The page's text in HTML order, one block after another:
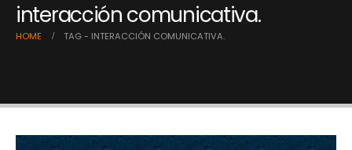
interacción comunicativa.
HOME TAG - INTERACCIÓN COMUNICATIVA.